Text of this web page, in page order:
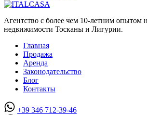
Агентство с более чем 10-летним опытом
недвижимости Тосканы и Лигурии.
Главная
Продажа
Аренда
Законодательство
Блог
Контакты
+39 346 712-39-46